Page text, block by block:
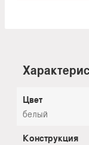
Цвет
белый
Конструкция